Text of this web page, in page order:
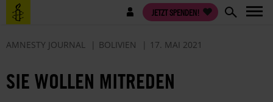
Direkt
zum
Benutzermenü JETZT SPENDEN!
AMNESTY JOURNAL BOLIVIEN 17. MAI 2021
SIE WOLLEN MITREDEN